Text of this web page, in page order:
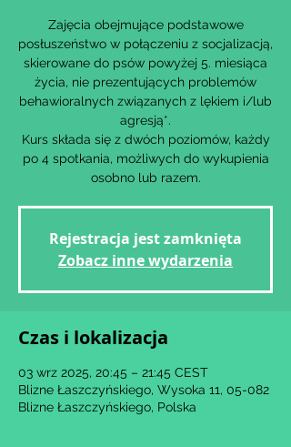
Zajęcia obejmujące podstawowe
posłuszeństwo w połączeniu z socjalizacją,
skierowane do psów powyżej 5. miesiąca
życia, nie prezentujących problemów
behawioralnych związanych z lękiem i/lub
agresją*.
Kurs składa się z dwóch poziomów, każdy
po 4 spotkania, możliwych do wykupienia
osobno lub razem.
Rejestracja jest zamknięta
Zobacz inne wydarzenia
Czas i lokalizacja
03 wrz 2025, 20:45 – 21:45 CEST
Blizne Łaszczyńskiego, Wysoka 11, 05-082
Blizne Łaszczyńskiego, Polska